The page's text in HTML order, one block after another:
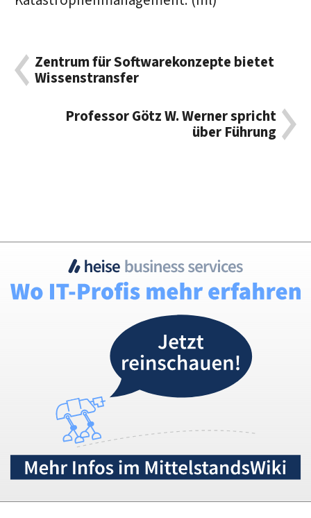
Zentrum für Softwarekonzepte bietet
Wissenstransfer
Professor Götz W. Werner spricht
über Führung